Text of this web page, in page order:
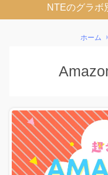
NTEのグラボ
ホーム